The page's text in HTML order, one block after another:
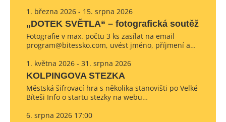
1. března 2026 - 15. srpna 2026
„DOTEK SVĚTLA“ – fotografická soutěž
Fotografie v max. počtu 3 ks zasílat na email
program@bitessko.com, uvést jméno, příjmení a…
1. května 2026 - 31. srpna 2026
KOLPINGOVA STEZKA
Městská šifrovací hra s několika stanovišti po Velké
Bíteši Info o startu stezky na webu…
6. srpna 2026 17:00